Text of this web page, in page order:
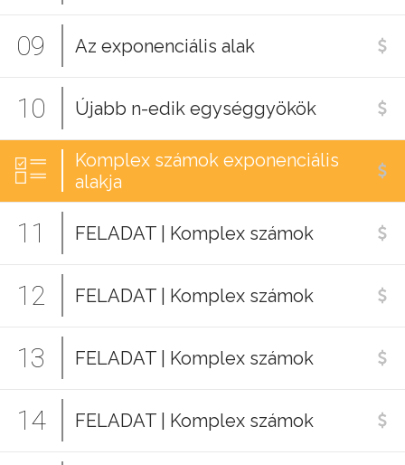
09 Az exponenciális alak
10 Újabb n-edik egységgyökök
Komplex számok exponenciális
alakja
11 FELADAT | Komplex számok
12 FELADAT | Komplex számok
13 FELADAT | Komplex számok
14 FELADAT | Komplex számok